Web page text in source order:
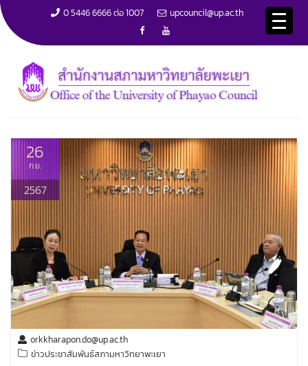
c
n
0 5446 6666 ต่อ 1007 upcouncil@up.ac.th
การประชุมสภามหาวิทยาลัยพะเยา ครั้งที่ 6/2567
Home การประชุมสภามหาวิทยาลัยพะเยา ครั้งที่ 6/2567
26
ก.ย.
2567
orkkharapon.do@up.ac.th
ข่าวประชาสัมพันธ์สภามหาวิทยาพะเยา